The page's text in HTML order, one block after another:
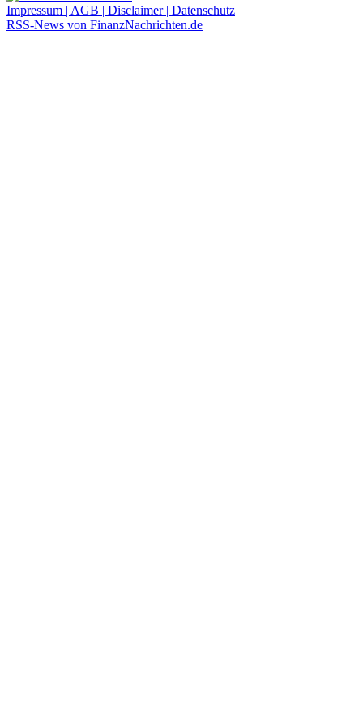
Impressum | AGB | Disclaimer | Datenschutz
RSS-News von FinanzNachrichten.de